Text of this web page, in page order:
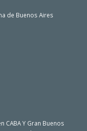
de Buenos Aires
CABA Y Gran Buenos